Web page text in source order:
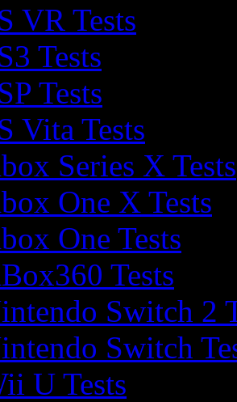
VR Tests
Tests
Tests
Vita Tests
Series X Tests
One X Tests
One Tests
Tests
Switch 2
Switch
U Tests